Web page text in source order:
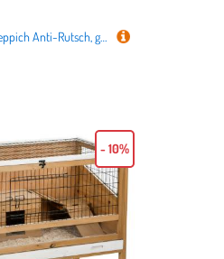
Kerbl Pet Thermoteppich Anti-Rutsch, grau - L 125 x B 80 cm
- 10%